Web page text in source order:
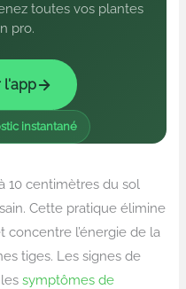
toutes vos plantes
pro.
l'app
instantané
10 centimètres du sol
Cette pratique élimine
concentre l’énergie de la
tiges. Les signes de
lessymptômes de